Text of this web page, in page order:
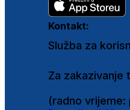
Kontakt:
Služba za
Za zakazivanje
(radno vrijeme: